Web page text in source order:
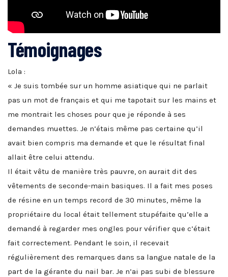
Témoignages
Lola :
« Je suis tombée sur un homme asiatique qui ne parlait
pas un mot de français et qui me tapotait sur les mains et
me montrait les choses pour que je réponde à ses
demandes muettes. Je n’étais même pas certaine qu’il
avait bien compris ma demande et que le résultat final
allait être celui attendu.
Il était vêtu de manière très pauvre, on aurait dit des
vêtements de seconde-main basiques. Il a fait mes poses
de résine en un temps record de 30 minutes, même la
propriétaire du local était tellement stupéfaite qu’elle a
demandé à regarder mes ongles pour vérifier que c’était
fait correctement. Pendant le soin, il recevait
régulièrement des remarques dans sa langue natale de la
part de la gérante du nail bar. Je n’ai pas subi de blessure